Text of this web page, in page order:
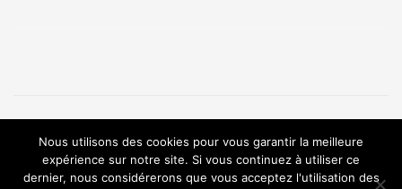
© 2024 Pour Un Oui - All rights reserved.
Nous utilisons des cookies pour vous garantir la meilleure
expérience sur notre site. Si vous continuez à utiliser ce
dernier, nous considérerons que vous acceptez l'utilisation des